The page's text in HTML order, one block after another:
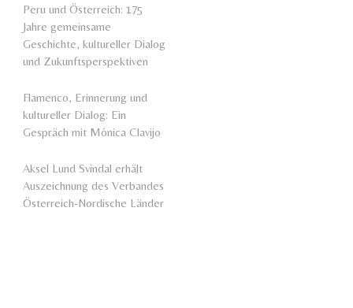
Peru und Österreich: 175
Jahre gemeinsame
Geschichte, kultureller Dialog
und Zukunftsperspektiven
Flamenco, Erinnerung und
kultureller Dialog: Ein
Gespräch mit Mónica Clavijo
Aksel Lund Svindal erhält
Auszeichnung des Verbandes
Österreich-Nordische Länder